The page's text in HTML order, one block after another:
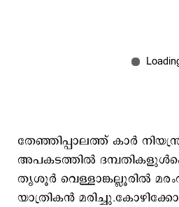
തേഞ്ഞിപ്പാലത്ത് കാര്‍
അപകടത്തില്‍
തൃശൂര്‍ വെള്ളാങ്കല്ലൂരില്‍
യാത്രികന്‍